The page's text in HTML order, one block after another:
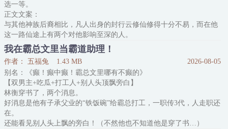
楚在洲：爽了！
一觉醒来，游戏照进现实。
《一觉醒来变成救世主应该怎么办？》
《我没有点
选一等。
正文文案：
与其他神族后裔相比，凡人出身的封行云修仙修得十分不易，而在他
这一路仙途上有两个对他影响至深的人。
一个是他善良温柔的心上人，明月卿。
一个是那恶毒刁蛮的小情敌，薛灵羽。
封行云原以为自己与明月卿最终能守得云开见月明，而与薛灵羽则会
不死不休敌对到海枯石烂。
直至一日，他偷听到薛灵羽嫉妒质问明月卿，是否真的喜欢那该死的
凡修。
封行云一直以为自己早已练就一副
我在霸总文里当霸道助理！
作者： 五福兔 1.43 MB
2026-08-05
别名：《癫！癫中癫！霸总文里哪有不癫的》
【双男主+吃瓜+打工人+别人头顶飘旁白】
林衡穿书了，两个消息。
好消息是他有子承父业的“铁饭碗”给霸总打工，一职传3代，人走职还
在。
还能看见别人头上飘的旁白！（不然他也不知道他是穿了书…）